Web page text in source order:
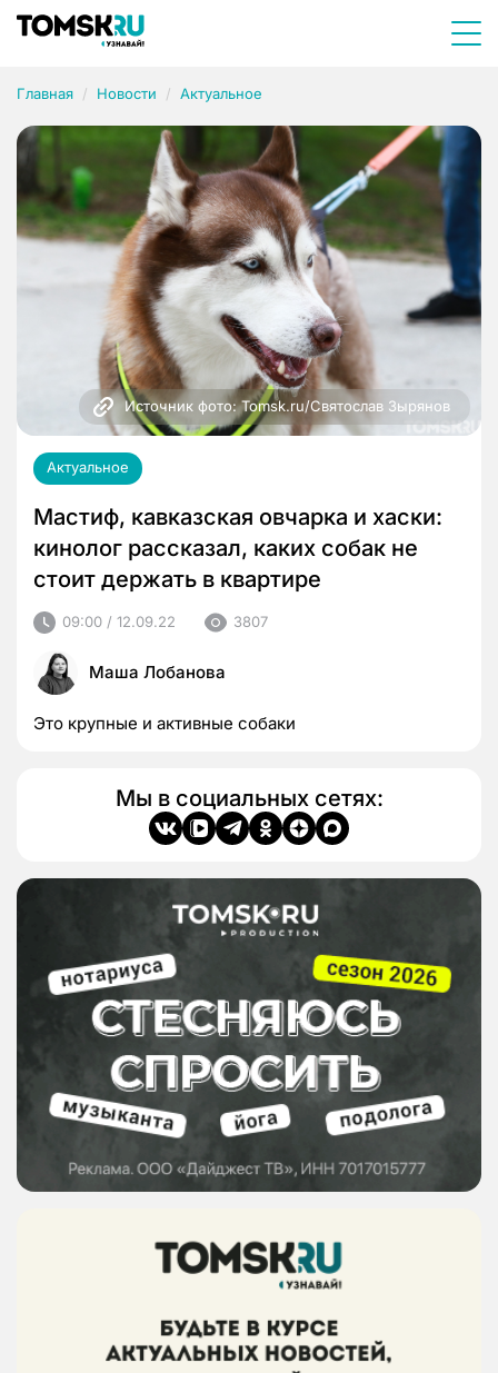
Главная Новости Актуальное
Источник фото: Tomsk.ru/Святослав Зырянов
Актуальное
Мастиф, кавказская овчарка и хаски:
кинолог рассказал, каких собак не
стоит держать в квартире
09:00 / 12.09.22 3807
Маша Лобанова
Это крупные и активные собаки
Мы в социальных сетях: